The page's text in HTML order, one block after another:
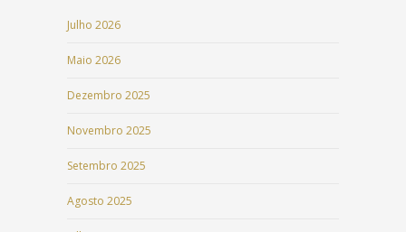
Julho 2026
Maio 2026
Dezembro 2025
Novembro 2025
Setembro 2025
Agosto 2025